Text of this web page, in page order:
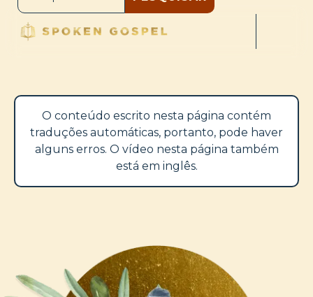
O conteúdo escrito nesta página contém
traduções automáticas, portanto, pode haver
alguns erros. O vídeo nesta página também
está em inglês.